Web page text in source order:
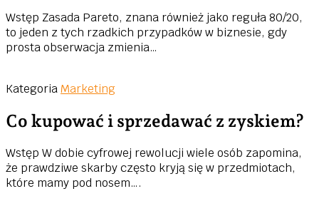
Wstęp Zasada Pareto, znana również jako reguła 80/20,
to jeden z tych rzadkich przypadków w biznesie, gdy
prosta obserwacja zmienia…
KategoriaMarketing
Co kupować i sprzedawać z zyskiem?
Wstęp W dobie cyfrowej rewolucji wiele osób zapomina,
że prawdziwe skarby często kryją się w przedmiotach,
które mamy pod nosem….